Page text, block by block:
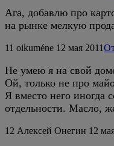
Ага, добавлю про
на рынке мелкую
11 oikuméne 12 мая 2011
Не умею я на свой
Ой, только не про
Я вместо него иногда
отдельности. Масло,
12 Алексей Онегин 12